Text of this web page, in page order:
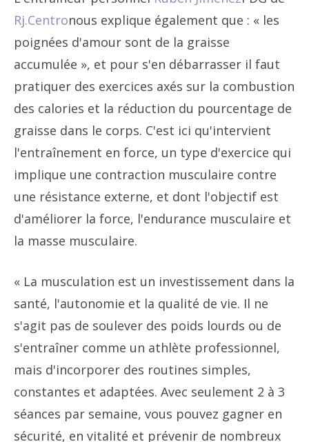
Rj.Centronous explique également que : « les
poignées d'amour sont de la graisse
accumulée », et pour s'en débarrasser il faut
pratiquer des exercices axés sur la combustion
des calories et la réduction du pourcentage de
graisse dans le corps. C'est ici qu'intervient
l'entraînement en force, un type d'exercice qui
implique une contraction musculaire contre
une résistance externe, et dont l'objectif est
d'améliorer la force, l'endurance musculaire et
la masse musculaire.
« La musculation est un investissement dans la
santé, l'autonomie et la qualité de vie. Il ne
s'agit pas de soulever des poids lourds ou de
s'entraîner comme un athlète professionnel,
mais d'incorporer des routines simples,
constantes et adaptées. Avec seulement 2 à 3
séances par semaine, vous pouvez gagner en
sécurité, en vitalité et prévenir de nombreux